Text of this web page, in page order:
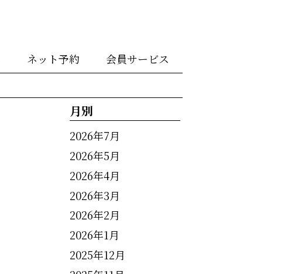
ネット予約 会員サービス
月別
2026年7月
2026年5月
2026年4月
2026年3月
2026年2月
2026年1月
2025年12月